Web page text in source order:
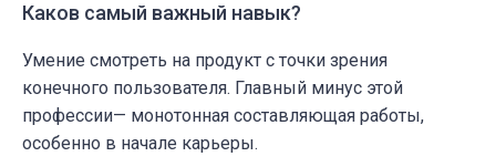
Каков самый важный навык?
Умение смотреть на продукт с точки зрения
конечного пользователя. Главный минус этой
профессии— монотонная составляющая работы,
особенно в начале карьеры.